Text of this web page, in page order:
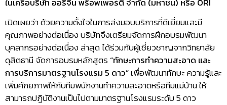
เปิดเผยว่า ด้วยความตั้งใจในการส่งมอบบริการที่ดีเยี่ยมและมี
คุณภาพอย่างต่อเนื่อง บริษัทจึงเตรียมจัดการฝึกอบรมพัฒนา
บุคลากรอย่างต่อเนื่อง ล่าสุด ได้ร่วมกับผู้เชี่ยวชาญจากวิทยาลัย
ดุสิตธานี จัดการอบรมหลักสูตร“ทักษะการทำความสะอาด และ
การบริการมาตรฐานโรงแรม 5 ดาว”เพื่อพัฒนาทักษะ ความรู้และ
เพิ่มศักยภาพให้กับทีมพนักงานทำความสะอาดหรือทีมแม่บ้าน ให้
สามารถปฏิบัติงานเป็นไปตามมาตรฐานโรงแรมระดับ 5 ดาว